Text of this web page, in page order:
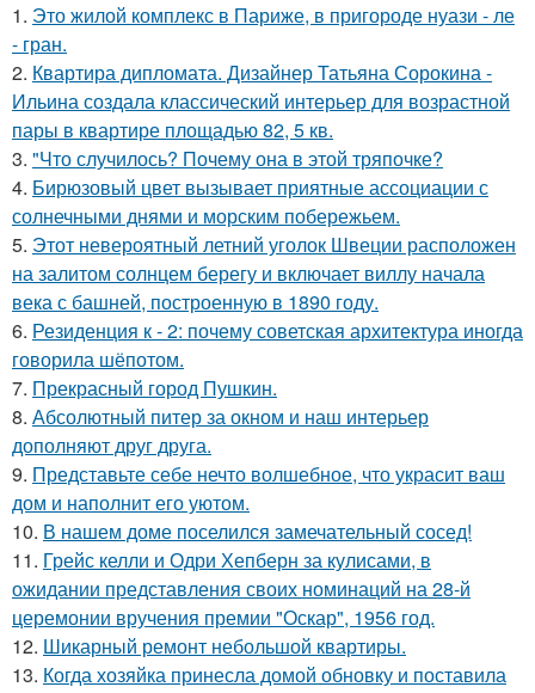
1. Это жилой комплекс в Париже, в пригороде нуази - ле
- гран.
2. Квартира дипломата. Дизайнер Татьяна Сорокина -
Ильина создала классический интерьер для возрастной
пары в квартире площадью 82, 5 кв.
3. "Что случилось? Почему она в этой тряпочке?
4. Бирюзовый цвет вызывает приятные ассоциации с
солнечными днями и морским побережьем.
5. Этот невероятный летний уголок Швеции расположен
на залитом солнцем берегу и включает виллу начала
века с башней, построенную в 1890 году.
6. Резиденция к - 2: почему советская архитектура иногда
говорила шёпотом.
7. Прекрасный город Пушкин.
8. Абсолютный питер за окном и наш интерьер
дополняют друг друга.
9. Представьте себе нечто волшебное, что украсит ваш
дом и наполнит его уютом.
10. В нашем доме поселился замечательный сосед!
11. Грейс келли и Одри Хепберн за кулисами, в
ожидании представления своих номинаций на 28-й
церемонии вручения премии "Оскар", 1956 год.
12. Шикарный ремонт небольшой квартиры.
13. Когда хозяйка принесла домой обновку и поставила